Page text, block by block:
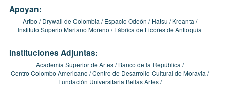
Apoyan:
Artbo Drywall de Colombia Espacio Odeón Hatsu
Kreanta
Instituto Superio Mariano Moreno
Fábrica de Licores de Antioquia
Instituciones Adjuntas:
Academia Superior de Artes
Banco de la República
Centro Colombo Americano Centro de Desarrollo Cultural de Moravia
Fundación Universitaria Bellas Artes